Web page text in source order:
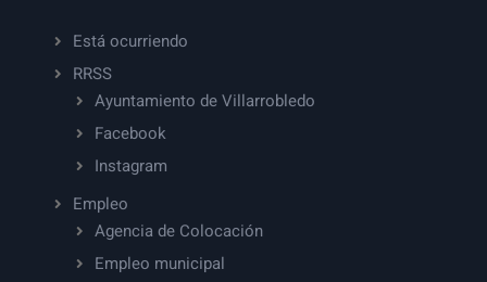
Está ocurriendo
RRSS
Ayuntamiento de Villarrobledo
Facebook
Instagram
Empleo
Agencia de Colocación
Empleo municipal